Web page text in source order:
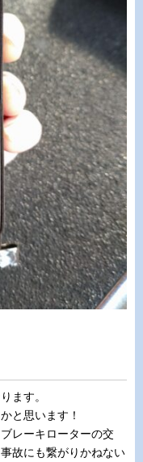
ます。
と思います！
レーキローターの交
故にも繋がりかねない